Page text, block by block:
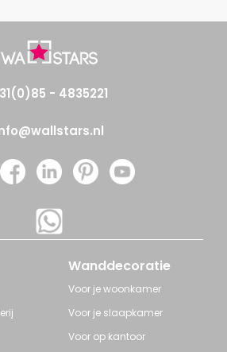
- 4835221
Wanddecoratie
Voor je woonkamer
Voor je slaapkamer
Voor op kantoor